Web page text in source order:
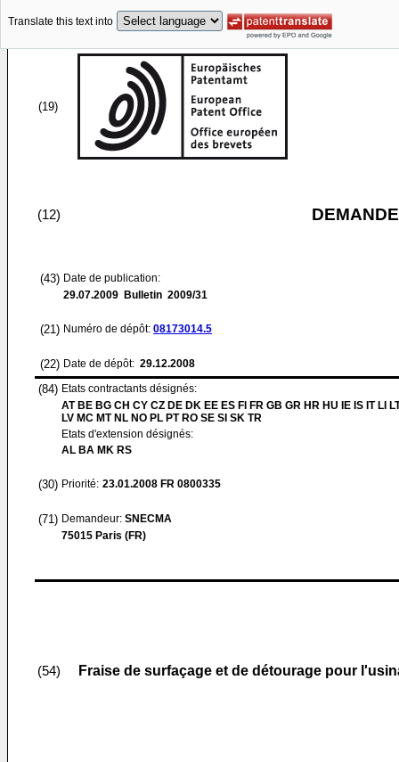
Translate this text into
(19)
(12)
(43) Date de publication:
29.07.2009 Bulletin 2009/31
(21) Numéro de dépôt: 08173014.5
(22) Date de dépôt: 29.12.2008
(84) Etats contractants désignés:
AT BE BG CH CY CZ DE DK EE ES FI FR GB GR HR HU IE IS IT LI
LV MC MT NL NO PL PT RO SE SI SK TR
Etats d'extension désignés:
AL BA MK RS
(30) Priorité: 23.01.2008 FR 0800335
(71) Demandeur: SNECMA
75015 Paris (FR)
(54) Fraise de surfaçage et de détourage pour